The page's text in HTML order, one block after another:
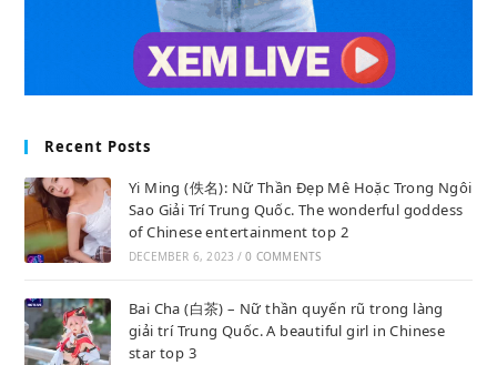
Recent Posts
Yi Ming (佚名): Nữ Thần Đẹp Mê Hoặc Trong Ngôi
Sao Giải Trí Trung Quốc. The wonderful goddess
of Chinese entertainment top 2
DECEMBER 6, 2023 / 0 COMMENTS
Bai Cha (白茶) – Nữ thần quyến rũ trong làng
giải trí Trung Quốc. A beautiful girl in Chinese
star top 3